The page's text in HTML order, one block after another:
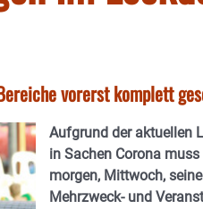
vorerst komplett
Aufgrund der aktuellen
in Sachen Corona
morgen, Mittwoch,
Mehrzweck- und